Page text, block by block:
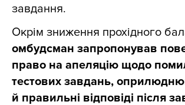
завдання.
Окрім зниження прохідного
омбудсман запропонував
право на апеляцію щодо
тестових завдань,
й правильні відповіді після